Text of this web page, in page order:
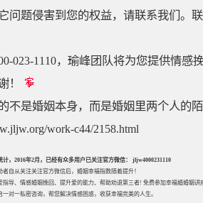
问题侵害到您的权益，请联系我们。
023-1110，瑜峰团队将为您提供情
！
不是婚姻本身，而是婚姻里两个人的
work-c44/2158.html
计，2016年2月，已经有众多用户已关注官方微信： jljw4000231110
者自从关注关注官方微信后，婚姻幸福指数随着提升！
指导、 情感婚姻挽回 、提升爱的能力、帮助劝退第三者! 免费参加幸福婚婚姻讲
一对一私密咨询，帮您解决情感困惑，收获幸福完美的人生。